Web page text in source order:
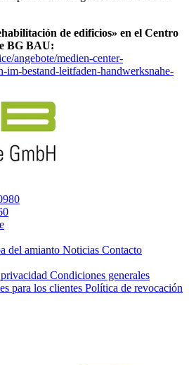
de edificios» en el Centro
BG BAU:
angebote/medien-center-
im-bestand-leitfaden-handwerksnahe-
del amianto Noticias Contacto
Condiciones generales
para los clientes Política de revocación